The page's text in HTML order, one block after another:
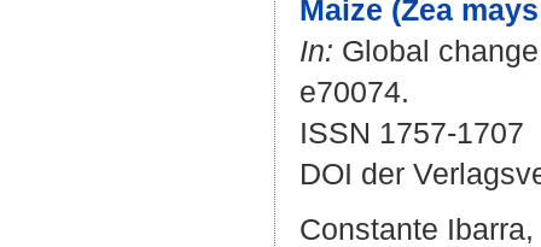
Maize (Zea
In: Global
e70074.
ISSN 1757-1707
DOI der
Constante